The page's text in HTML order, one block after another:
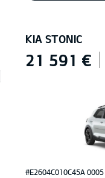
KIA STONIC
21 591 €
#E2604C010C45A 0005